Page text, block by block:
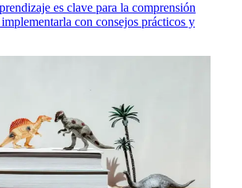
es clave para la comprensión
con consejos prácticos y